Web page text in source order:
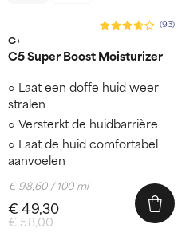
C+
(93)
C5 Super Boost Moisturizer
Laat een doffe huid weer
stralen
Versterkt de huidbarrière
Laat de huid comfortabel
aanvoelen
€ 58,00
€ 49,30
€ 98,60 / 100 ml